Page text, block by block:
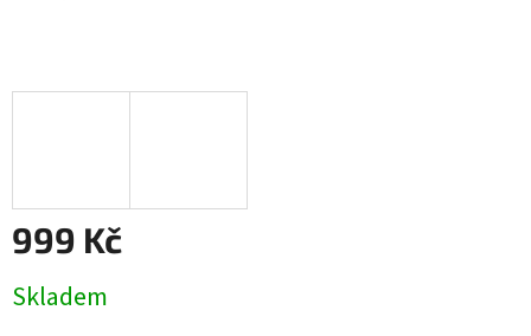
999 Kč
cena:
Skladem